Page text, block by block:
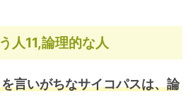
人11,論理的な人
言いがちなサイコパスは、論